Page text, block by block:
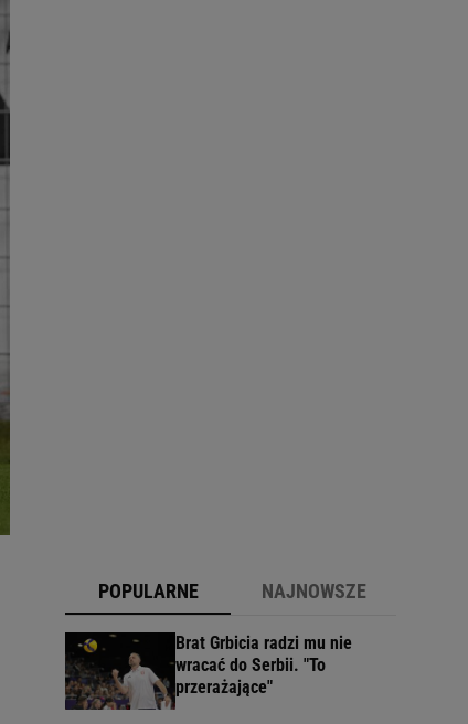
POPULARNE NAJNOWSZE
Brat Grbicia radzi mu nie
wracać do Serbii. "To
przerażające"